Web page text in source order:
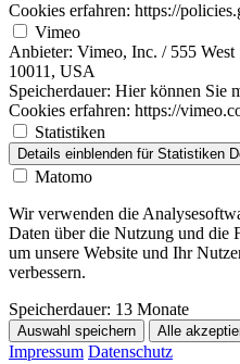
Cookies erfahren: https://
Vimeo
Anbieter: Vimeo, Inc. / 555
10011, USA
Speicherdauer: Hier können Sie
Cookies erfahren: https://
Statistiken
Details einblenden für Statistiken
Matomo
Wir verwenden die
Daten über die Nutzung und die
um unsere Website und Ihr
verbessern.
Speicherdauer: 13 Monate
Auswahl speichern Alle
Impressum Datenschutz